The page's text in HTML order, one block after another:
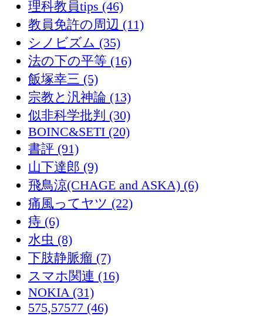
理科教員tips (46)
教員免許の周辺 (11)
シノビズム (35)
法の下の平等 (16)
飯塚幸三 (5)
宗教と汎神論 (13)
似非科学批判 (30)
BOINC&SETI (20)
書評 (91)
山下達郎 (9)
飛鳥涼(CHAGE and ASKA) (6)
痛風ってヤツ (22)
痔 (6)
水虫 (8)
下肢静脈瘤 (7)
スマホ関連 (16)
NOKIA (31)
575,57577 (46)